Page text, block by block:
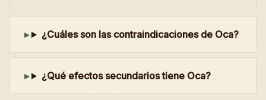
¿Cuáles son las contraindicaciones de Oca?
¿Qué efectos secundarios tiene Oca?